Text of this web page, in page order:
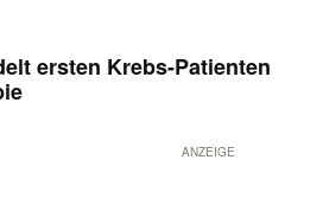
ersten Krebs-Patienten
ANZEIGE